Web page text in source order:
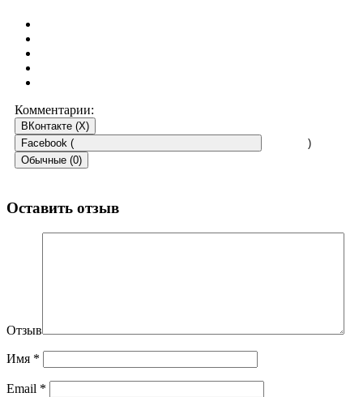
Комментарии:
ВКонтакте (X)
Facebook (
)
Обычные (0)
Оставить отзыв
Отзыв
Имя *
Email *